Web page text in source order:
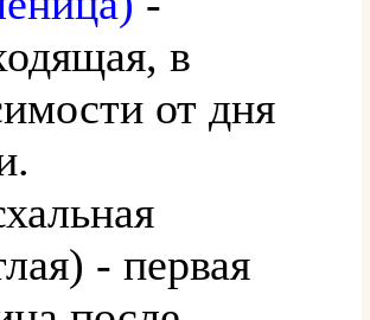
в
от дня
- первая